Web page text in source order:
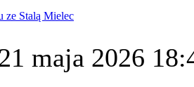
ze Stalą Mielec
maja 2026